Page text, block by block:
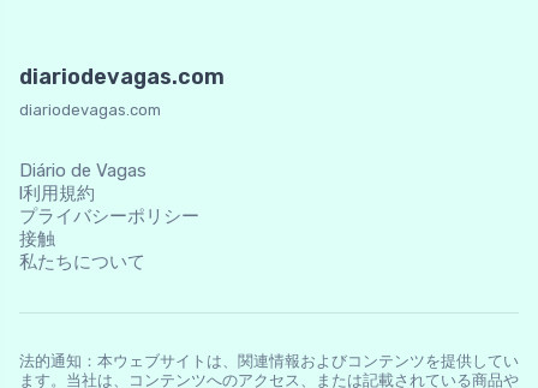
diariodevagas.com
diariodevagas.com
Diário de Vagas
l利用規約
プライバシーポリシー
接触
私たちについて
法的通知：本ウェブサイトは、関連情報およびコンテンツを提供してい
ます。当社は、コンテンツへのアクセス、または記載されている商品や